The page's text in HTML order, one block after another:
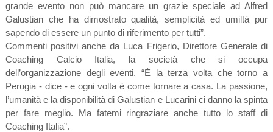
grande evento non può mancare un grazie speciale ad Alfred
Galustian che ha dimostrato qualità, semplicità ed umiltà pur
sapendo di essere un punto di riferimento per tutti”.
Commenti positivi anche da Luca Frigerio, Direttore Generale di
Coaching Calcio Italia, la società che si occupa
dell’organizzazione degli eventi. “È la terza volta che torno a
Perugia - dice - e ogni volta è come tornare a casa. La passione,
l’umanità e la disponibilità di Galustian e Lucarini ci danno la spinta
per fare meglio. Ma fatemi ringraziare anche tutto lo staff di
Coaching Italia”.